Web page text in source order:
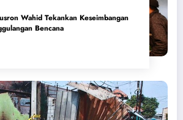
Wahid Tekankan Keseimbangan
Bencana